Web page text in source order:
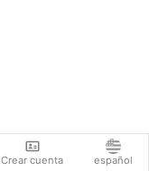
Crear cuenta español